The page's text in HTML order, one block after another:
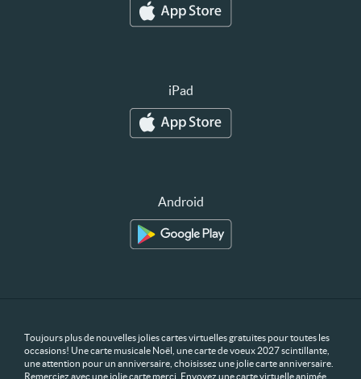
iPad
Android
Toujours plus de nouvelles jolies cartes virtuelles gratuites pour toutes les
occasions! Une carte musicale Noël, une carte de voeux 2027 scintillante,
une attention pour un anniversaire, choisissez une jolie carte anniversaire.
Remerciez avec une jolie carte merci. Envoyez une carte virtuelle animée,